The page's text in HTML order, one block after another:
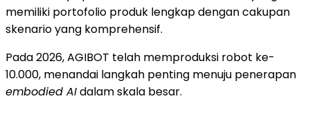
memiliki portofolio produk lengkap dengan cakupan
skenario yang komprehensif.
Pada 2026, AGIBOT telah memproduksi robot ke-
10.000, menandai langkah penting menuju penerapan
embodied AIdalam skala besar.